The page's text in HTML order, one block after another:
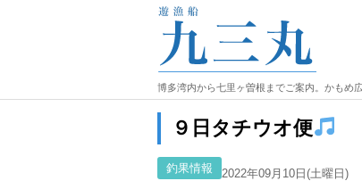
博多湾内から七里ヶ曽根までご案内。かもめ
９日タチウオ便
釣果情報 2022年09月10日(土曜日)